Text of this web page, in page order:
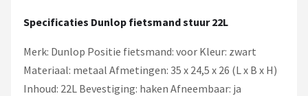
Specificaties Dunlop fietsmand stuur 22L
Merk: Dunlop Positie fietsmand: voor Kleur: zwart
Materiaal: metaal Afmetingen: 35 x 24,5 x 26 (L x B x H)
Inhoud: 22L Bevestiging: haken Afneembaar: ja